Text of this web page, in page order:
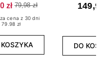
zł 79,98 zł
cena z 30 dni
79.98 zł
DO